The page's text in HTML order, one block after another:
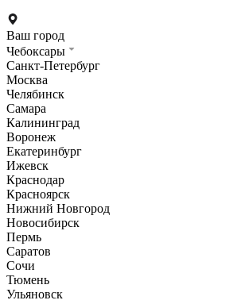
Ваш город
Чебоксары
Санкт-Петербург
Москва
Челябинск
Самара
Калининград
Воронеж
Екатеринбург
Ижевск
Краснодар
Красноярск
Нижний Новгород
Новосибирск
Пермь
Саратов
Сочи
Тюмень
Ульяновск